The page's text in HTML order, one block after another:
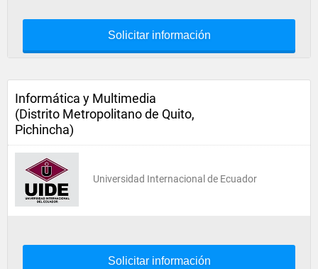
Solicitar información
Informática y Multimedia
(Distrito Metropolitano de Quito,
Pichincha)
Universidad Internacional de Ecuador
Solicitar información